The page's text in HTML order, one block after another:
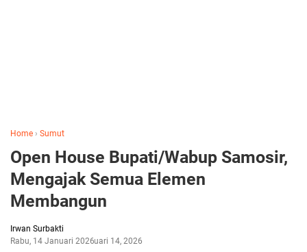
Home › Sumut
Open House Bupati/Wabup Samosir,
Mengajak Semua Elemen
Membangun
Irwan Surbakti
Rabu, 14 Januari 2026Januari 14, 2026